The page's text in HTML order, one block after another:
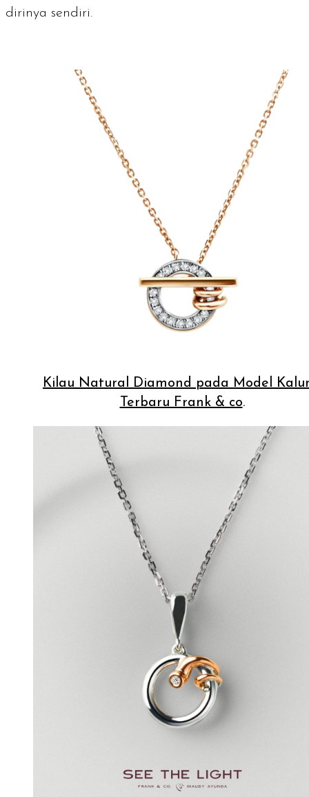
dirinya sendiri.
Kilau Natural Diamond pada Model
Terbaru Frank & co.